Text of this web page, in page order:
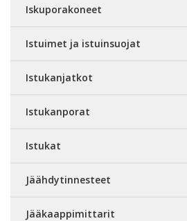
Iskuporakoneet
Istuimet ja istuinsuojat
Istukanjatkot
Istukanporat
Istukat
Jäähdytinnesteet
Jääkaappimittarit